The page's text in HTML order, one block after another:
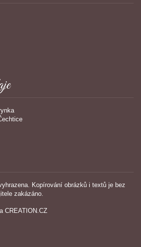
Kopírování obrázků i textů je bez
zakázáno.
CREATION.CZ